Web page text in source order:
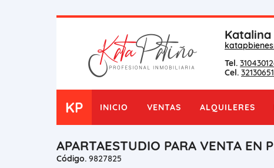
Tel.
Cel.
KP INICIO VENTAS ALQUILERES
APARTAESTUDIO PARA VENTA EN
Código. 9827825